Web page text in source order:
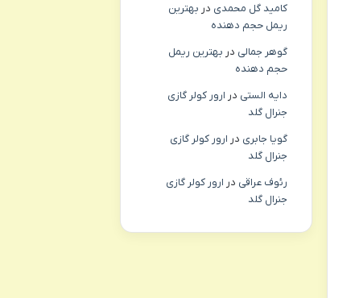
کامید گل محمدی در بهترین
ریمل حجم دهنده
گوهر جمالی در بهترین ریمل
حجم دهنده
دایه الستی در ارور کولر گازی
جنرال گلد
گویا جابری در ارور کولر گازی
جنرال گلد
رئوف عراقی در ارور کولر گازی
جنرال گلد